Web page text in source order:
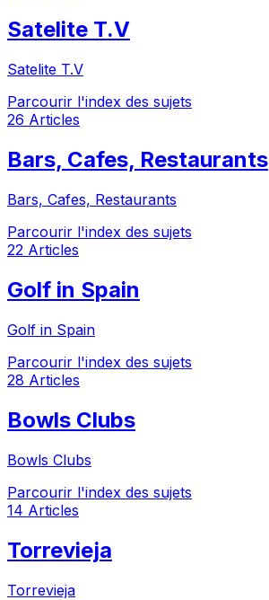
Satelite T.V
Satelite T.V
Parcourir l'index des sujets
26 Articles
Bars, Cafes, Restaurants
Bars, Cafes, Restaurants
Parcourir l'index des sujets
22 Articles
Golf in Spain
Golf in Spain
Parcourir l'index des sujets
28 Articles
Bowls Clubs
Bowls Clubs
Parcourir l'index des sujets
14 Articles
Torrevieja
Torrevieja